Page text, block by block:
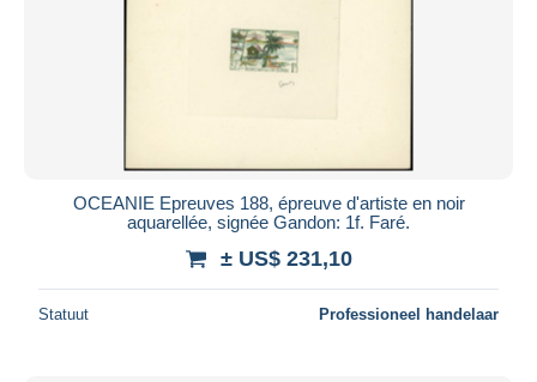
OCEANIE Epreuves 188, épreuve d'artiste en noir
aquarellée, signée Gandon: 1f. Faré.
± US$ 231,10
Statuut Professioneel handelaar